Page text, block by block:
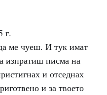
г.
ме чуеш. И тук имат
изпратиш писма на
и отседнах
и за твоето